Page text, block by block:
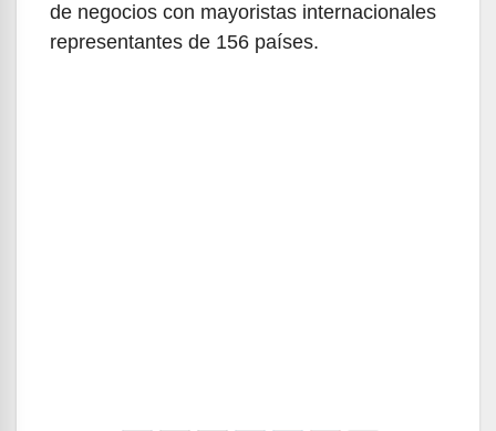
de negocios con mayoristas internacionales
representantes de 156 países.